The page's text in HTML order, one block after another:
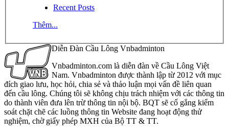
Recent Posts
Thêm...
Diễn Đàn Cầu Lông Vnbadminton
Vnbadminton.com là diễn đàn về Cầu Lông Việt
Nam. Vnbadminton được thành lập từ 2012 với mục
đích giao lưu, học hỏi, chia sẻ và thảo luận mọi vấn đề liên quan
đến cầu lông. Chúng tôi sẽ không chịu trách nhiệm với các thông tin
do thành viên đưa lên trừ thông tin nội bộ. BQT sẽ cố gắng kiểm
soát chặt chẽ các luồng thông tin Website đang hoạt động thử
nghiệm, chờ giấy phép MXH của Bộ TT & TT.